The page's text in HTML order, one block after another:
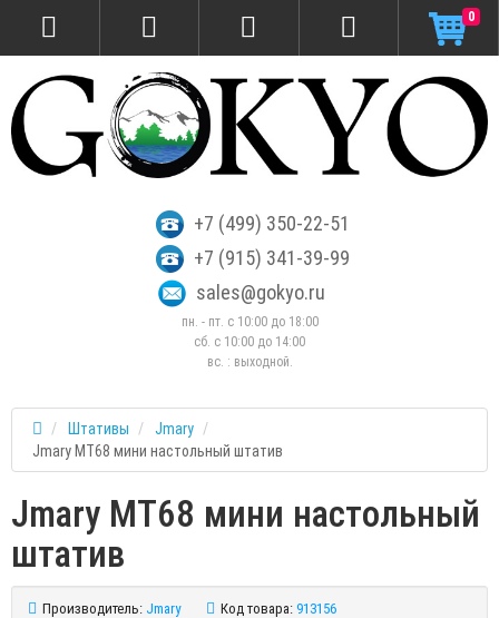
+7 (499) 350-22-51
+7 (915) 341-39-99
sales@gokyo.ru
пн. - пт. с 10:00 до 18:00
сб. c 10:00 до 14:00
вс. : выходной.
0
Штативы
Jmary
Jmary MT68 мини настольный штатив
Jmary MT68 мини настольный
штатив
Производитель: Jmary Код товара: 913156